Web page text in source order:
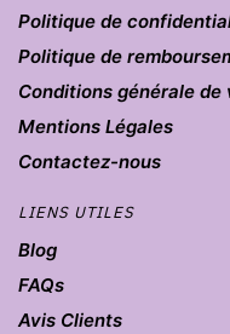
Politique de
Politique de
Conditions générale de
Mentions Légales
Contactez-nous
LIENS UTILES
Blog
FAQs
Avis Clients